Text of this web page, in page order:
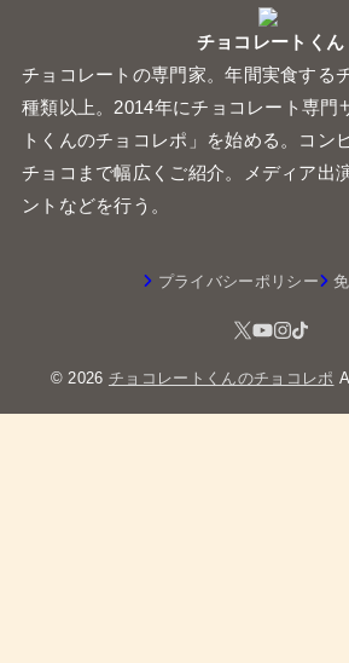
チョコレートくん
チョコレートの専門家。年間実食する
種類以上。2014年にチョコレート専門
トくんのチョコレポ」を始める。コン
チョコまで幅広くご紹介。メディア出
ントなどを行う。
プライバシーポリシー
© 2026 チョコレートくんのチョコレポ